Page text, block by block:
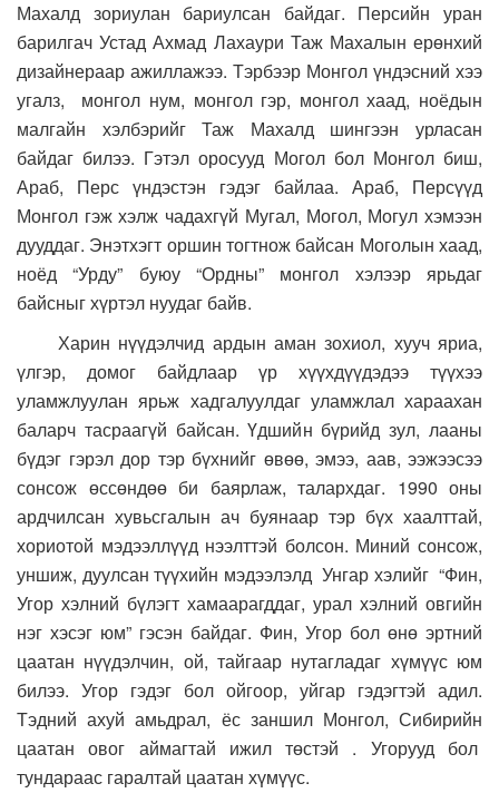
Махалд зориулан бариулсан байдаг. Персийн уран
барилгач Устад Ахмад Лахаури Таж Махалын ерөнхий
дизайнераар ажиллажээ. Тэрбээр Монгол үндэсний хээ
угалз, монгол нум, монгол гэр, монгол хаад, ноёдын
малгайн хэлбэрийг Таж Махалд шингээн урласан
байдаг билээ. Гэтэл оросууд Могол бол Монгол биш,
Араб, Перс үндэстэн гэдэг байлаа. Араб, Персүүд
Монгол гэж хэлж чадахгүй Мугал, Могол, Могул хэмээн
дууддаг. Энэтхэгт оршин тогтнож байсан Моголын хаад,
ноёд “Урду” буюу “Ордны” монгол хэлээр ярьдаг
байсныг хүртэл нуудаг байв.
Харин нүүдэлчид ардын аман зохиол, хууч яриа,
үлгэр, домог байдлаар үр хүүхдүүдэдээ түүхээ
уламжлуулан ярьж хадгалуулдаг уламжлал хараахан
баларч тасраагүй байсан. Үдшийн бүрийд зул, лааны
бүдэг гэрэл дор тэр бүхнийг өвөө, эмээ, аав, ээжээсээ
сонсож өссөндөө би баярлаж, талархдаг. 1990 оны
ардчилсан хувьсгалын ач буянаар тэр бүх хаалттай,
хориотой мэдээллүүд нээлттэй болсон. Миний сонсож,
уншиж, дуулсан түүхийн мэдээлэлд Унгар хэлийг “Фин,
Угор хэлний бүлэгт хамаарагддаг, урал хэлний овгийн
нэг хэсэг юм” гэсэн байдаг. Фин, Угор бол өнө эртний
цаатан нүүдэлчин, ой, тайгаар нутагладаг хүмүүс юм
билээ. Угор гэдэг бол ойгоор, уйгар гэдэгтэй адил.
Тэдний ахуй амьдрал, ёс заншил Монгол, Сибирийн
цаатан овог аймагтай ижил төстэй . Угорууд бол
тундараас гаралтай цаатан хүмүүс.